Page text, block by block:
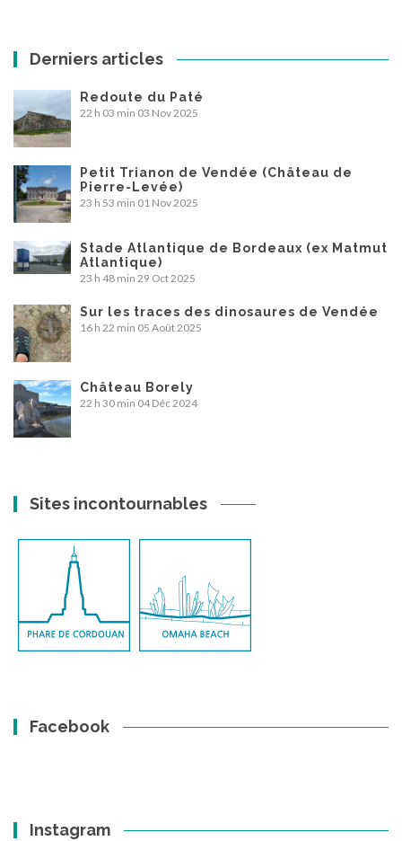
Derniers articles
Redoute du Paté
22 h 03 min 03 Nov 2025
Petit Trianon de Vendée (Château de
Pierre-Levée)
23 h 53 min 01 Nov 2025
Stade Atlantique de Bordeaux (ex Matmut
Atlantique)
23 h 48 min 29 Oct 2025
Sur les traces des dinosaures de Vendée
16 h 22 min 05 Août 2025
Château Borely
22 h 30 min 04 Déc 2024
Sites incontournables
Facebook
Instagram